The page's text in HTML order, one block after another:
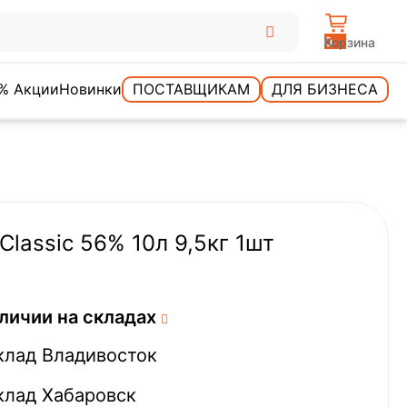
0
Корзина
АкцииНовинки ПОСТАВЩИКАМ ДЛЯ БИЗНЕСА
56% 10л 9,5кг 1шт
на складах
Владивосток
Хабаровск